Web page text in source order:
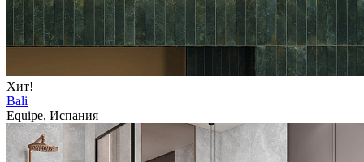
Хит!
Bali
Equipe, Испания